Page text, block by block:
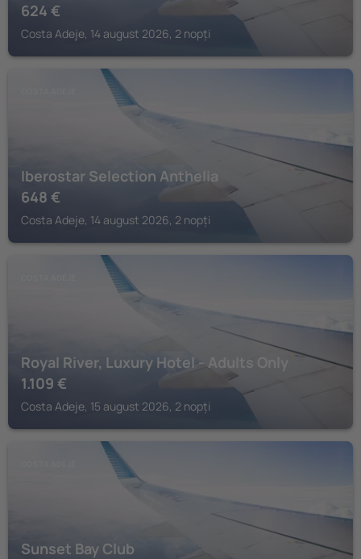
624 €
Costa Adeje, 14 august 2026, 2 nopți
Iberostar Selection Anthelia
648 €
Costa Adeje, 14 august 2026, 2 nopți
Royal River, Luxury Hotel - Adults Only
1.109 €
Costa Adeje, 15 august 2026, 2 nopți
Sunset Bay Club